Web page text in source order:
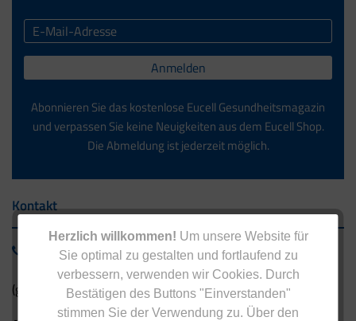
Herzlich willkommen! Um unsere Website für
Sie optimal zu gestalten und fortlaufend zu
verbessern, verwenden wir Cookies. Durch
Bestätigen des Buttons "Einverstanden"
stimmen Sie der Verwendung zu. Über den
Anmelden
Abonnieren Sie das kostenlose Eucell Gesundheitsmagazin
und verpassen Sie keine Neuigkeiten aus dem Eucell Shop.
Die Abmeldung ist jederzeit möglich.
Kontakt
0800 - 1 38 23 55
(gebührenfrei aus Deutschland)